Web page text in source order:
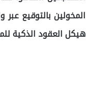
هيكل العقود الذكية